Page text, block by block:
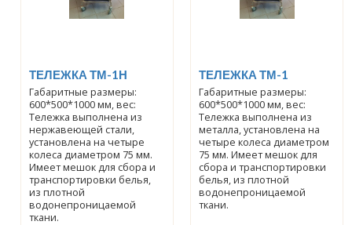
ТЕЛЕЖКА ТМ-1Н
Габаритные размеры:
600*500*1000 мм, вес:
Тележка выполнена из
нержавеющей стали,
установлена на четыре
колеса диаметром 75 мм.
Имеет мешок для сбора и
транспортировки белья,
из плотной
водонепроницаемой
ткани.
ТЕЛЕЖКА ТМ-1
Габаритные размеры:
600*500*1000 мм, вес:
Тележка выполнена из
металла, установлена на
четыре колеса диаметром
75 мм. Имеет мешок для
сбора и транспортировки
белья, из плотной
водонепроницаемой
ткани.